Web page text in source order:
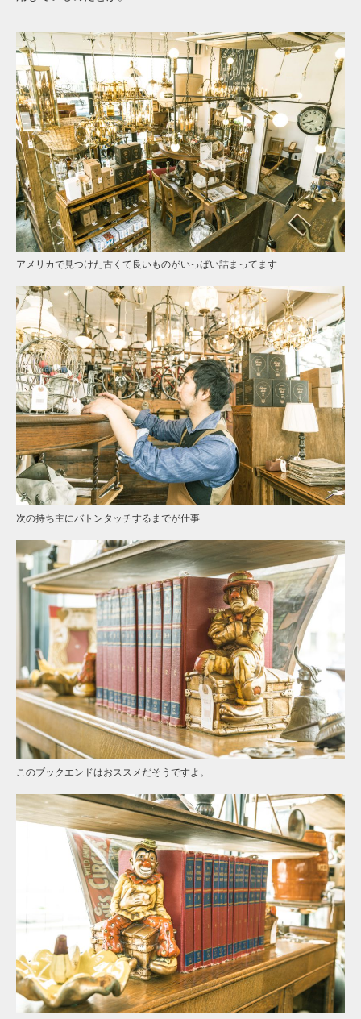
アメリカで見つけた古くて良いものがいっぱい詰まってます
次の持ち主にバトンタッチするまでが仕事
このブックエンドはおススメだそうですよ。